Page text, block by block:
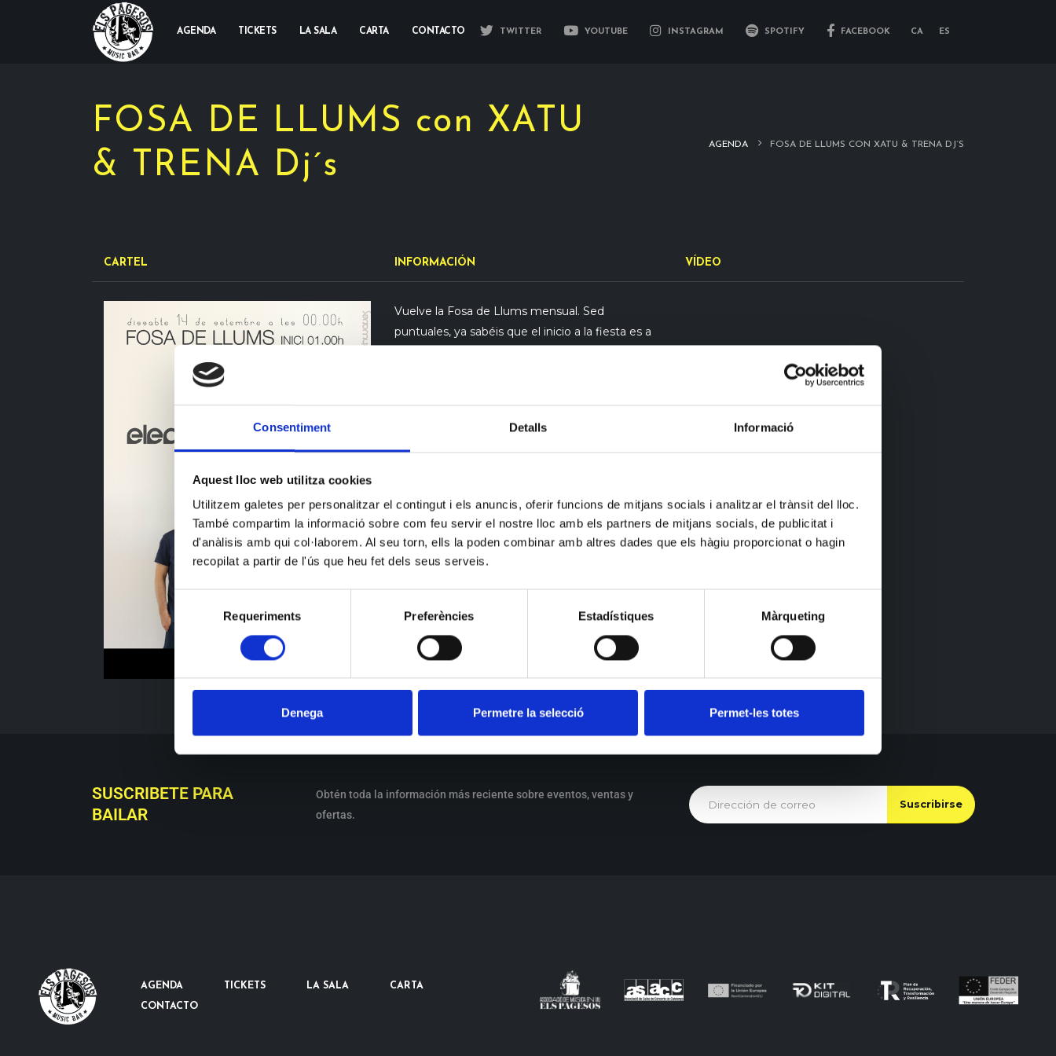
Consentiment Detalls Informació
Aquest lloc web utilitza cookies
Utilitzem galetes per personalitzar el contingut i els anuncis, oferir funcions de mitjans socials i analitzar el trànsit del lloc.
També compartim la informació sobre com feu servir el nostre lloc amb els partners de mitjans socials, de publicitat i
d'anàlisis amb qui col·laborem. Al seu torn, ells la poden combinar amb altres dades que els hàgiu proporcionat o hagin
recopilat a partir de l'ús que heu fet dels seus serveis.
Requeriments Preferències Estadístiques Màrqueting
Denega Permetre la selecció Permet-les totes
AGENDA TICKETS LA SALA CARTA CONTACTO TWITTER YOUTUBE INSTAGRAM SPOTIFY FACEBOOK CA ES
FOSA DE LLUMS con XATU
& TRENA Dj´s
AGENDA FOSA DE LLUMS CON XATU & TRENA DJ´S
CARTEL INFORMACIÓN VÍDEO
Vuelve la Fosa de Llums mensual. Sed
puntuales, ya sabéis que el inicio a la fiesta es a
SUSCRIBETE PARA
BAILAR
Obtén toda la información más reciente sobre eventos, ventas y
ofertas.
AGENDA TICKETS LA SALA CARTA
CONTACTO